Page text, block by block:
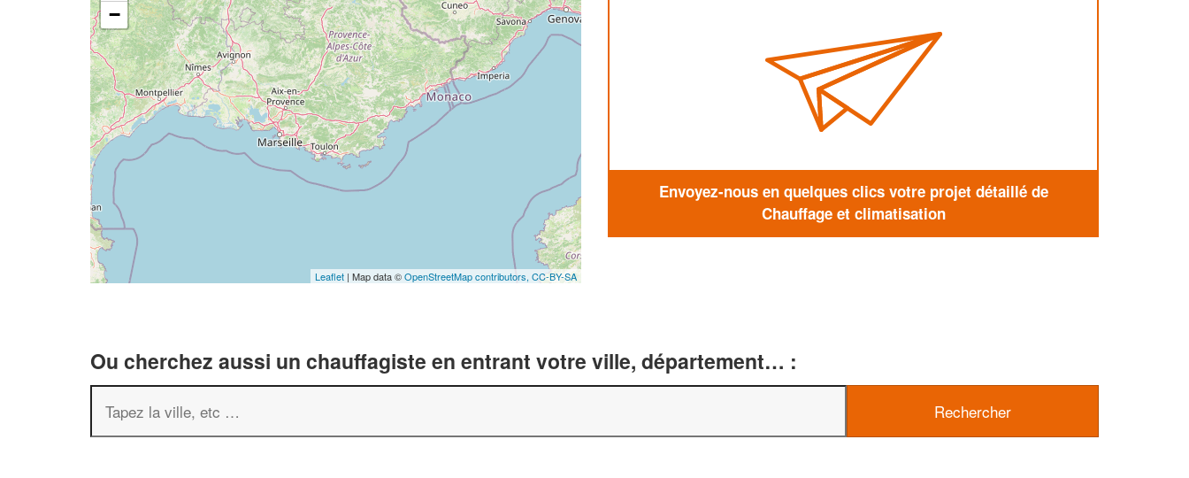
−
Leaflet | Map data ©OpenStreetMap contributors, CC-BY-SA
Envoyez-nous en quelques clics votre projet détaillé de
Chauffage et climatisation
Ou cherchez aussi un chauffagiste en entrant votre ville, département… :